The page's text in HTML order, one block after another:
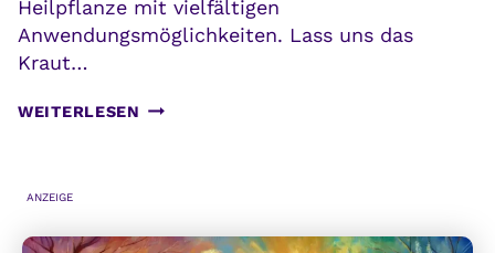
Heilpflanze mit vielfältigen
Anwendungsmöglichkeiten. Lass uns das
Kraut…
WEITERLESEN RUPRECHTSKRAUT:
ANZEIGE